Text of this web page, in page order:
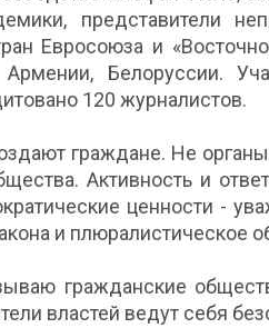
представители
Евросоюза и
Армении, Белоруссии.
120 журналистов.
граждане. Не
Активность и
ценности -
и плюралистическое
гражданские
властей ведут себя